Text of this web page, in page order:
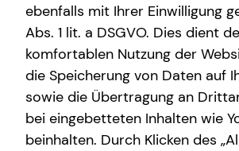
Investment
Kapitalanlage Immobilien
Altersvorsorge
ebenfalls mit Ihrer Einwilligung
Abs. 1 lit. a DSGVO. Dies dient
komfortablen Nutzung der
die Speicherung von Daten auf
sowie die Übertragung an
bei eingebetteten Inhalten wie
beinhalten. Durch Klicken des